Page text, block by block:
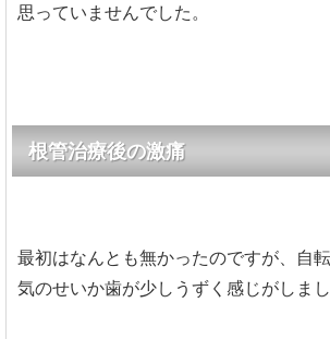
思っていませんでした。
根管治療後の激痛
最初はなんとも無かったのですが、自
気のせいか歯が少しうずく感じがしまし